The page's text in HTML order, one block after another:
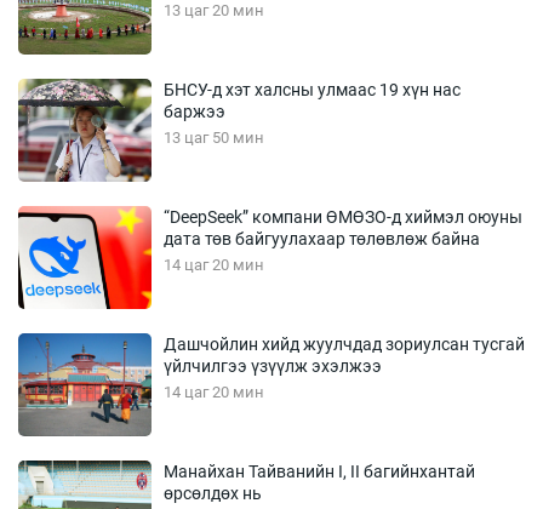
13 цаг 20 мин
БНСУ-д хэт халсны улмаас 19 хүн нас
баржээ
13 цаг 50 мин
“DeepSeek” компани ӨМӨЗО-д хиймэл оюуны
дата төв байгуулахаар төлөвлөж байна
14 цаг 20 мин
Дашчойлин хийд жуулчдад зориулсан тусгай
үйлчилгээ үзүүлж эхэлжээ
14 цаг 20 мин
Манайхан Тайванийн I, II багийнхантай
өрсөлдөх нь